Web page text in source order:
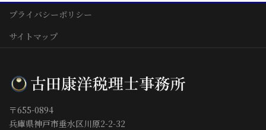
プライバシーポリシー
サイトマップ
〒655-0894
兵庫県神戸市垂水区川原2-2-32